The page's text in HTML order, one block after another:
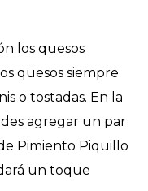
los quesos
quesos siempre
o tostadas. En la
agregar un par
Pimiento Piquillo
un toque